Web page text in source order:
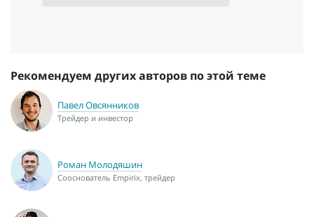
Рекомендуем других авторов по этой теме
Павел Овсянников
Трейдер и инвестор
Роман Молодяшин
Сооснователь Empirix, трейдер